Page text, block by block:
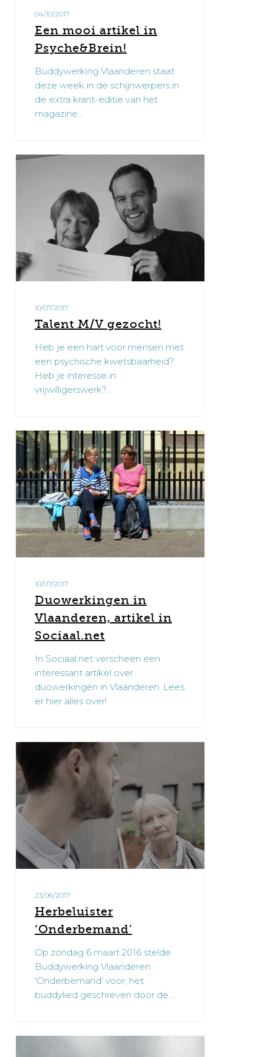
04/10/2017
Een mooi artikel in
Psyche&Brein!
Buddywerking Vlaanderen staat
deze week in de schijnwerpers in
de extra krant-editie van het
magazine…
Talent
10/07/2017
Talent M/V gezocht!
Heb je een hart voor mensen met
een psychische kwetsbaarheid?
Heb je interesse in
vrijwilligerswerk?…
Duowerkingen
Vlaanderen,
artikel
in
Sociaal.net
10/07/2017
Duowerkingen in
Vlaanderen, artikel in
Sociaal.net
In Sociaal.net verscheen een
interessant artikel over
duowerkingen in Vlaanderen. Lees
er hier alles over!
‘Onderbemand’
23/06/2017
Herbeluister
‘Onderbemand’
Op zondag 6 maart 2016 stelde
Buddywerking Vlaanderen
‘Onderbemand’ voor, het
buddylied geschreven door de…